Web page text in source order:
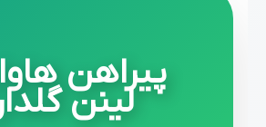
پیراهن
لینن